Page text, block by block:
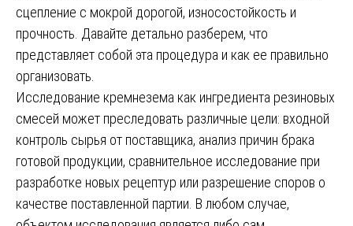
сцепление с мокрой дорогой, износостойкость и
прочность. Давайте детально разберем, что
представляет собой эта процедура и как ее правильно
организовать.
Исследование кремнезема как ингредиента резиновых
смесей может преследовать различные цели: входной
контроль сырья от поставщика, анализ причин брака
готовой продукции, сравнительное исследование при
разработке новых рецептур или разрешение споров о
качестве поставленной партии. В любом случае,